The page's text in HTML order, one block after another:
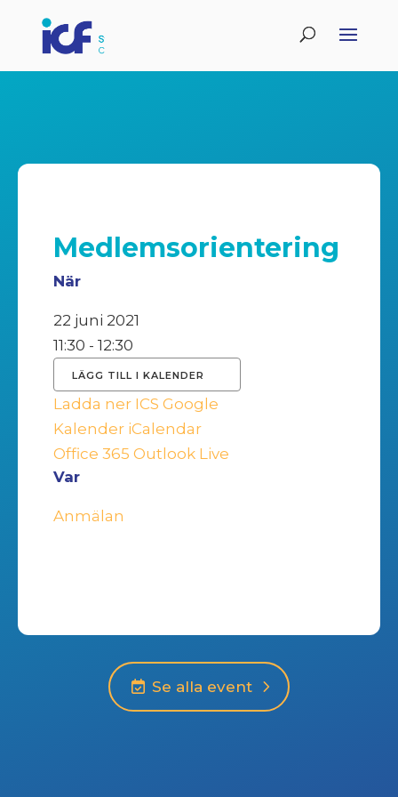
Medlemsorientering
När
22 juni 2021
11:30 - 12:30
LÄGG TILL I KALENDER
Ladda ner ICS Google
Kalender iCalendar
Office 365 Outlook Live
Var
Anmälan
Se alla event